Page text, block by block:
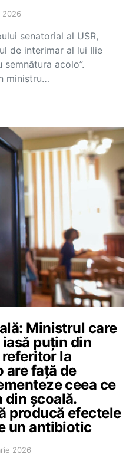
2026
senatorial al USR,
de interimar al lui Ilie
acolo”.
ministru…
Ministrul care
puțin din
la
are față de
ceea ce
din școală.
producă efectele
un antibiotic
2026